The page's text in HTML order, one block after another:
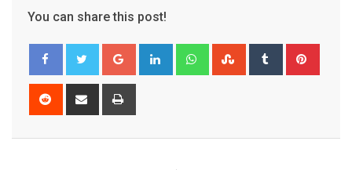
You can share this post!
Google+ LinkedIn WhatsappStumbleUpon
Tumblr
Reddit
Share